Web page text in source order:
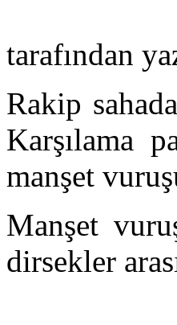
tarafından
Rakip
Karşılama
manşet
Manşet
dirsekler